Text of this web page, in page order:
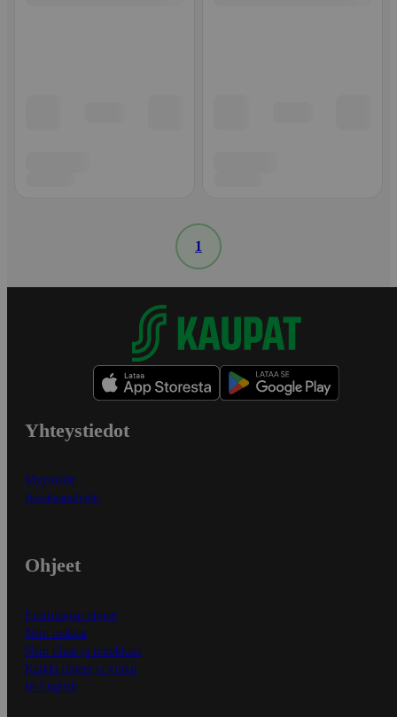
1
Yhteystiedot
Myymälät
Asiakaspalvelu
Ohjeet
Ensitilaajan ohjeet
Näin maksat
Näin tilaat ja muokkaat
Kaikki ohjeet ja vinkit
In English